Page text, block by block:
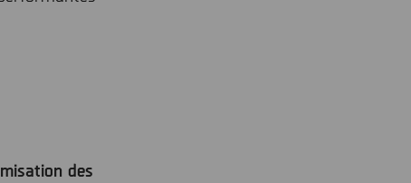
des